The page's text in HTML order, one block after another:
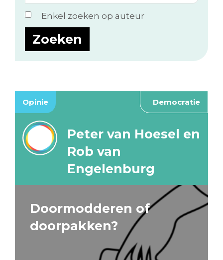
trefwoord
of
auteur...
Enkel zoeken op auteur
Opinie Democratie
Peter van Hoesel en
Rob van
Engelenburg
Doormodderen of
doorpakken?